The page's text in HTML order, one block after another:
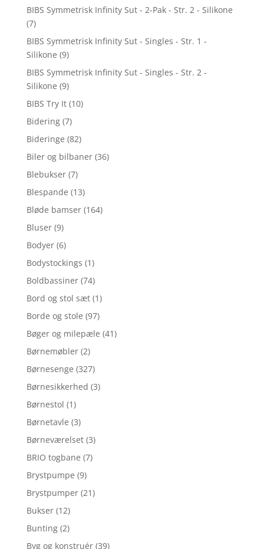
BIBS Symmetrisk Infinity Sut - 2-Pak - Str. 2 - Silikone
(7)
BIBS Symmetrisk Infinity Sut - Singles - Str. 1 -
Silikone (9)
BIBS Symmetrisk Infinity Sut - Singles - Str. 2 -
Silikone (9)
BIBS Try It (10)
Bidering (7)
Bideringe (82)
Biler og bilbaner (36)
Blebukser (7)
Blespande (13)
Bløde bamser (164)
Bluser (9)
Bodyer (6)
Bodystockings (1)
Boldbassiner (74)
Bord og stol sæt (1)
Borde og stole (97)
Bøger og milepæle (41)
Børnemøbler (2)
Børnesenge (327)
Børnesikkerhed (3)
Børnestol (1)
Børnetavle (3)
Børneværelset (3)
BRIO togbane (7)
Brystpumpe (9)
Brystpumper (21)
Bukser (12)
Bunting (2)
Byg og konstruér (39)